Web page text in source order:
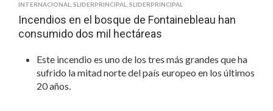
INTERNACIONAL,SLIDERPRINCIPAL,SLIDERPRINCIPAL
Incendios en el bosque de Fontainebleau han
consumido dos mil hectáreas
Este incendio es uno de los tres más grandes que ha
sufrido la mitad norte del país europeo en los últimos
20 años.